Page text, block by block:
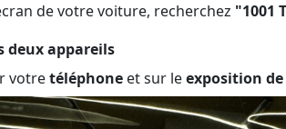
de votre voiture, recherchez "1001
deux appareils
votretéléphone et sur leexposition